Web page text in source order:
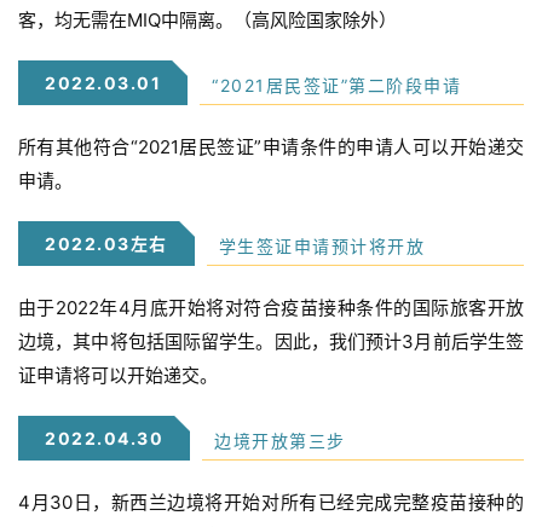
客，均无需在MIQ中隔离。（高风险国家除外）
2022.03.01 “2021居民签证”第二阶段申请
所有其他符合“2021居民签证”申请条件的申请人可以开始递交
申请。
2022.03左右 学生签证申请预计将开放
由于2022年4月底开始将对符合疫苗接种条件的国际旅客开放
边境，其中将包括国际留学生。因此，我们预计3月前后学生签
证申请将可以开始递交。
2022.04.30 边境开放第三步
4月30日，新西兰边境将开始对所有已经完成完整疫苗接种的